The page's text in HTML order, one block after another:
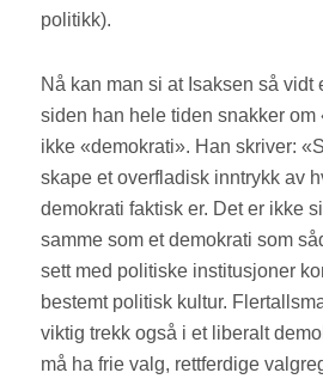
politikk).
Nå kan man si at Isaksen så vidt
siden han hele tiden snakker om
ikke «demokrati». Han skriver:
skape et overfladisk inntrykk av
demokrati faktisk er. Det er ikke
samme som et demokrati som
sett med politiske institusjoner
bestemt politisk kultur.
viktig trekk også i et liberalt
må ha frie valg, rettferdige